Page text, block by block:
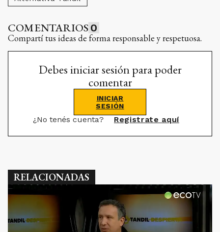
COMENTARIOS 0
Compartí tus ideas de forma responsable y respetuosa.
Debes iniciar sesión para poder
comentar
INICIAR
SESIÓN
¿No tenés cuenta? Registrate aquí
RELACIONADAS